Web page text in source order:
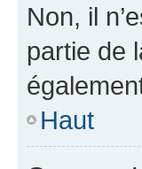
Non, il
partie de
Haut